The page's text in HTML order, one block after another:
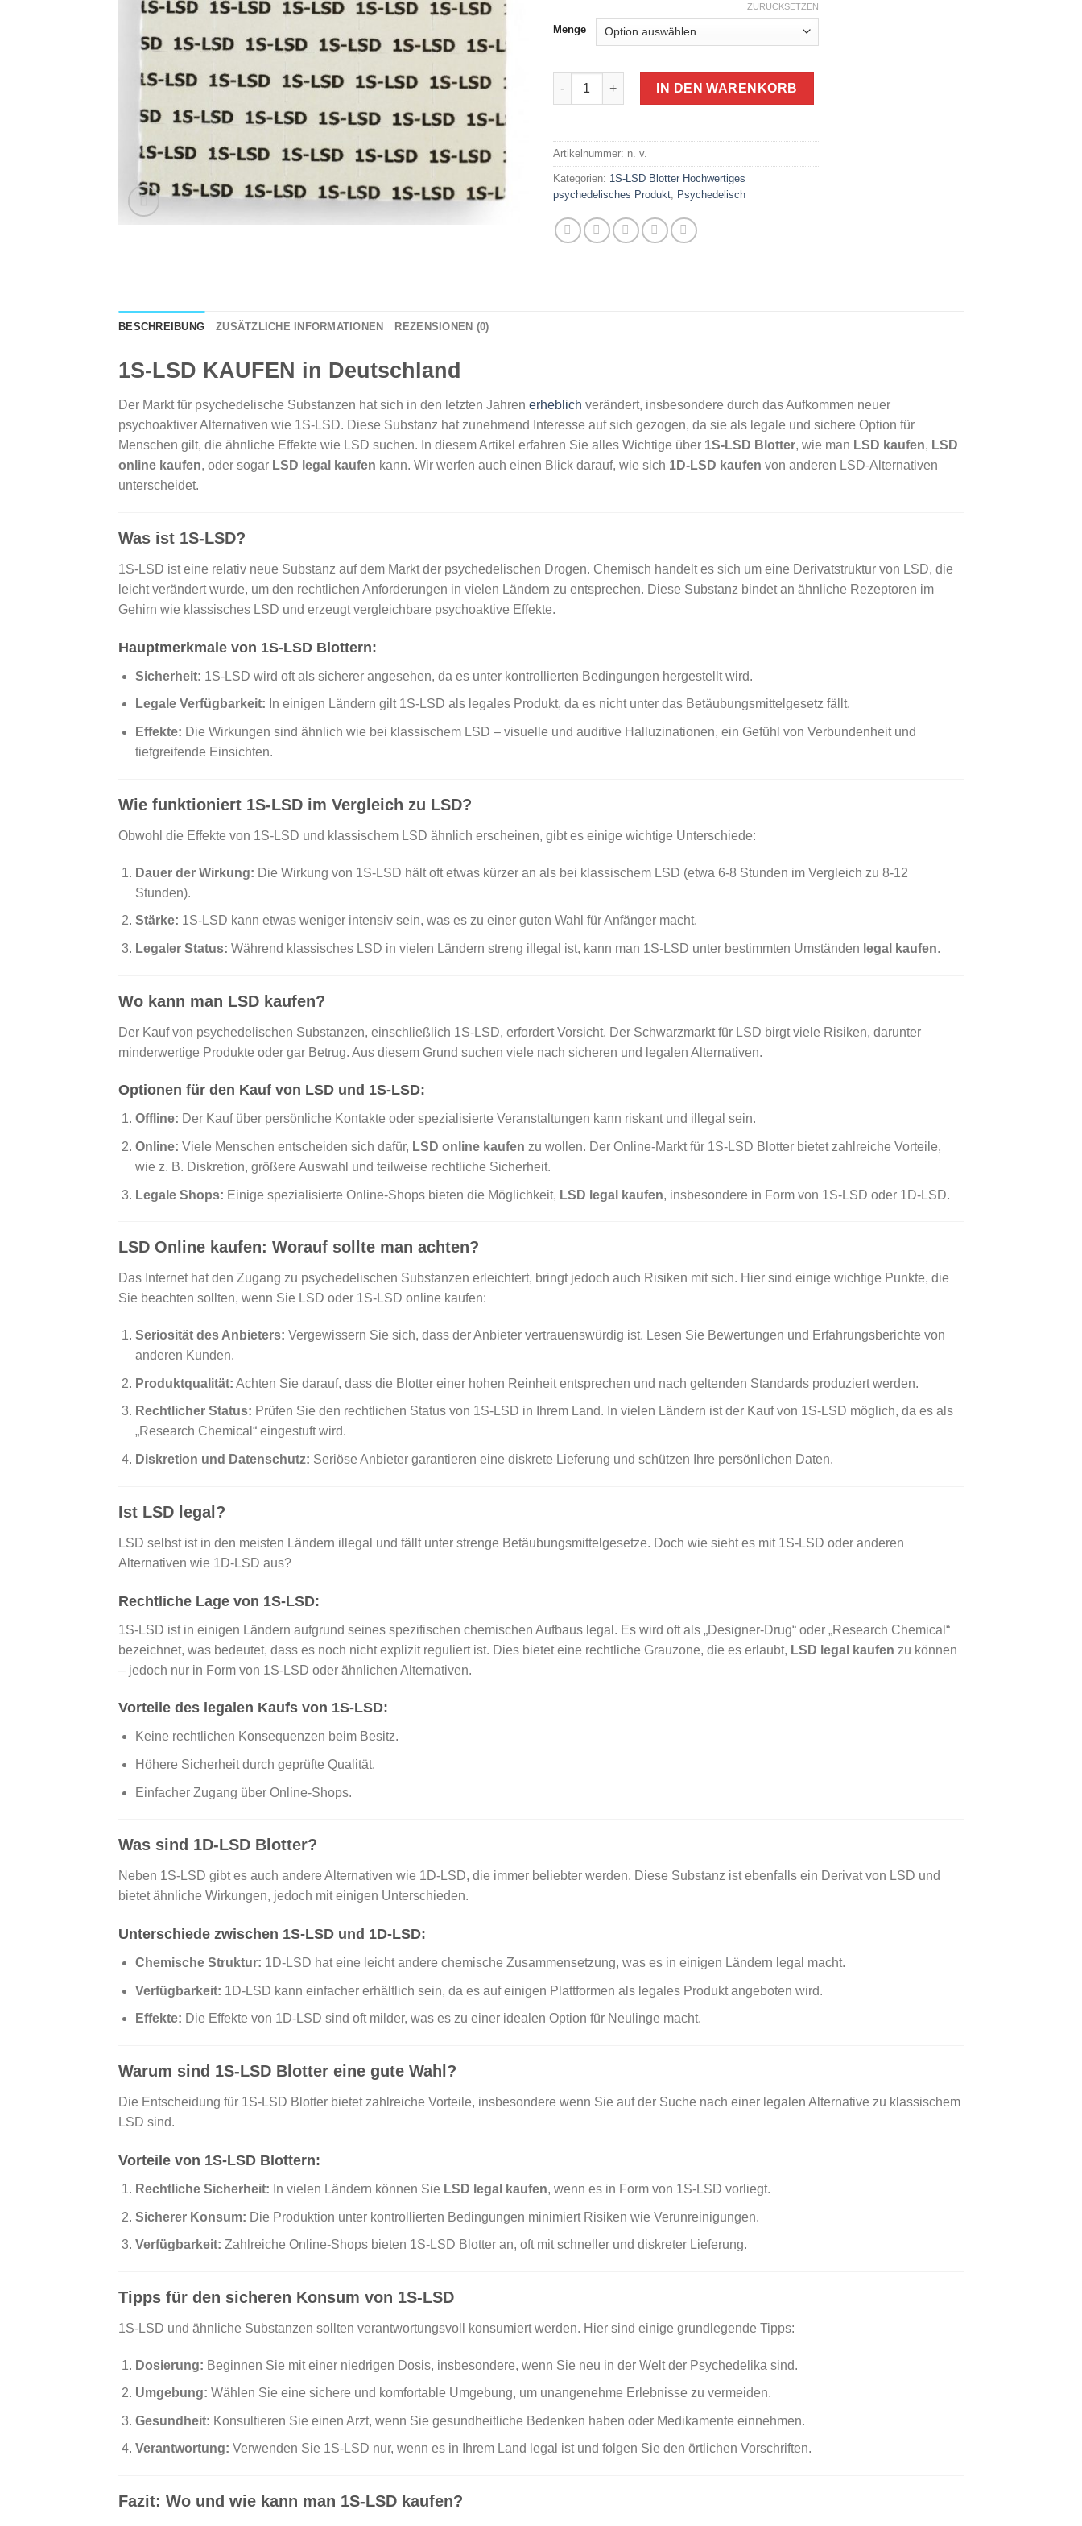
€280.00
€900.00
Menge
ZURÜCKSETZEN
1S-LSD Blotter Hochwertiges psychedelisches Produkt Menge
IN DEN WARENKORB
Artikelnummer: n. v.
Kategorien: 1S-LSD Blotter Hochwertiges
psychedelisches Produkt Psychedelisch
BESCHREIBUNG ZUSÄTZLICHE INFORMATIONEN REZENSIONEN (0)
1S-LSD KAUFEN in Deutschland
Der Markt für psychedelische Substanzen hat sich in den letzten Jahren erheblich verändert, insbesondere durch das Aufkommen neuer
psychoaktiver Alternativen wie 1S-LSD. Diese Substanz hat zunehmend Interesse auf sich gezogen, da sie als legale und sichere Option für
Menschen gilt, die ähnliche Effekte wie LSD suchen. In diesem Artikel erfahren Sie alles Wichtige über 1S-LSD Blotter, wie man LSD kaufen, LSD
online kaufen, oder sogar LSD legal kaufen kann. Wir werfen auch einen Blick darauf, wie sich 1D-LSD kaufen von anderen LSD-Alternativen
unterscheidet.
Was ist 1S-LSD?
1S-LSD ist eine relativ neue Substanz auf dem Markt der psychedelischen Drogen. Chemisch handelt es sich um eine Derivatstruktur von LSD, die
leicht verändert wurde, um den rechtlichen Anforderungen in vielen Ländern zu entsprechen. Diese Substanz bindet an ähnliche Rezeptoren im
Gehirn wie klassisches LSD und erzeugt vergleichbare psychoaktive Effekte.
Hauptmerkmale von 1S-LSD Blottern:
Sicherheit: 1S-LSD wird oft als sicherer angesehen, da es unter kontrollierten Bedingungen hergestellt wird.
Legale Verfügbarkeit: In einigen Ländern gilt 1S-LSD als legales Produkt, da es nicht unter das Betäubungsmittelgesetz fällt.
Effekte: Die Wirkungen sind ähnlich wie bei klassischem LSD – visuelle und auditive Halluzinationen, ein Gefühl von Verbundenheit und
tiefgreifende Einsichten.
Wie funktioniert 1S-LSD im Vergleich zu LSD?
Obwohl die Effekte von 1S-LSD und klassischem LSD ähnlich erscheinen, gibt es einige wichtige Unterschiede:
Dauer der Wirkung: Die Wirkung von 1S-LSD hält oft etwas kürzer an als bei klassischem LSD (etwa 6-8 Stunden im Vergleich zu 8-12
Stunden).
Stärke: 1S-LSD kann etwas weniger intensiv sein, was es zu einer guten Wahl für Anfänger macht.
Legaler Status: Während klassisches LSD in vielen Ländern streng illegal ist, kann man 1S-LSD unter bestimmten Umständen legal kaufen.
Wo kann man LSD kaufen?
Der Kauf von psychedelischen Substanzen, einschließlich 1S-LSD, erfordert Vorsicht. Der Schwarzmarkt für LSD birgt viele Risiken, darunter
minderwertige Produkte oder gar Betrug. Aus diesem Grund suchen viele nach sicheren und legalen Alternativen.
Optionen für den Kauf von LSD und 1S-LSD:
Offline: Der Kauf über persönliche Kontakte oder spezialisierte Veranstaltungen kann riskant und illegal sein.
Online: Viele Menschen entscheiden sich dafür, LSD online kaufen zu wollen. Der Online-Markt für 1S-LSD Blotter bietet zahlreiche Vorteile,
wie z. B. Diskretion, größere Auswahl und teilweise rechtliche Sicherheit.
Legale Shops: Einige spezialisierte Online-Shops bieten die Möglichkeit, LSD legal kaufen, insbesondere in Form von 1S-LSD oder 1D-LSD.
LSD Online kaufen: Worauf sollte man achten?
Das Internet hat den Zugang zu psychedelischen Substanzen erleichtert, bringt jedoch auch Risiken mit sich. Hier sind einige wichtige Punkte, die
Sie beachten sollten, wenn Sie LSD oder 1S-LSD online kaufen:
Seriosität des Anbieters: Vergewissern Sie sich, dass der Anbieter vertrauenswürdig ist. Lesen Sie Bewertungen und Erfahrungsberichte von
anderen Kunden.
Produktqualität: Achten Sie darauf, dass die Blotter einer hohen Reinheit entsprechen und nach geltenden Standards produziert werden.
Rechtlicher Status: Prüfen Sie den rechtlichen Status von 1S-LSD in Ihrem Land. In vielen Ländern ist der Kauf von 1S-LSD möglich, da es als
„Research Chemical“ eingestuft wird.
Diskretion und Datenschutz: Seriöse Anbieter garantieren eine diskrete Lieferung und schützen Ihre persönlichen Daten.
Ist LSD legal?
LSD selbst ist in den meisten Ländern illegal und fällt unter strenge Betäubungsmittelgesetze. Doch wie sieht es mit 1S-LSD oder anderen
Alternativen wie 1D-LSD aus?
Rechtliche Lage von 1S-LSD:
1S-LSD ist in einigen Ländern aufgrund seines spezifischen chemischen Aufbaus legal. Es wird oft als „Designer-Drug“ oder „Research Chemical“
bezeichnet, was bedeutet, dass es noch nicht explizit reguliert ist. Dies bietet eine rechtliche Grauzone, die es erlaubt, LSD legal kaufen zu können
– jedoch nur in Form von 1S-LSD oder ähnlichen Alternativen.
Vorteile des legalen Kaufs von 1S-LSD:
Keine rechtlichen Konsequenzen beim Besitz.
Höhere Sicherheit durch geprüfte Qualität.
Einfacher Zugang über Online-Shops.
Was sind 1D-LSD Blotter?
Neben 1S-LSD gibt es auch andere Alternativen wie 1D-LSD, die immer beliebter werden. Diese Substanz ist ebenfalls ein Derivat von LSD und
bietet ähnliche Wirkungen, jedoch mit einigen Unterschieden.
Unterschiede zwischen 1S-LSD und 1D-LSD:
Chemische Struktur: 1D-LSD hat eine leicht andere chemische Zusammensetzung, was es in einigen Ländern legal macht.
Verfügbarkeit: 1D-LSD kann einfacher erhältlich sein, da es auf einigen Plattformen als legales Produkt angeboten wird.
Effekte: Die Effekte von 1D-LSD sind oft milder, was es zu einer idealen Option für Neulinge macht.
Warum sind 1S-LSD Blotter eine gute Wahl?
Die Entscheidung für 1S-LSD Blotter bietet zahlreiche Vorteile, insbesondere wenn Sie auf der Suche nach einer legalen Alternative zu klassischem
LSD sind.
Vorteile von 1S-LSD Blottern:
Rechtliche Sicherheit: In vielen Ländern können Sie LSD legal kaufen, wenn es in Form von 1S-LSD vorliegt.
Sicherer Konsum: Die Produktion unter kontrollierten Bedingungen minimiert Risiken wie Verunreinigungen.
Verfügbarkeit: Zahlreiche Online-Shops bieten 1S-LSD Blotter an, oft mit schneller und diskreter Lieferung.
Tipps für den sicheren Konsum von 1S-LSD
1S-LSD und ähnliche Substanzen sollten verantwortungsvoll konsumiert werden. Hier sind einige grundlegende Tipps:
Dosierung: Beginnen Sie mit einer niedrigen Dosis, insbesondere, wenn Sie neu in der Welt der Psychedelika sind.
Umgebung: Wählen Sie eine sichere und komfortable Umgebung, um unangenehme Erlebnisse zu vermeiden.
Gesundheit: Konsultieren Sie einen Arzt, wenn Sie gesundheitliche Bedenken haben oder Medikamente einnehmen.
Verantwortung: Verwenden Sie 1S-LSD nur, wenn es in Ihrem Land legal ist und folgen Sie den örtlichen Vorschriften.
Fazit: Wo und wie kann man 1S-LSD kaufen?